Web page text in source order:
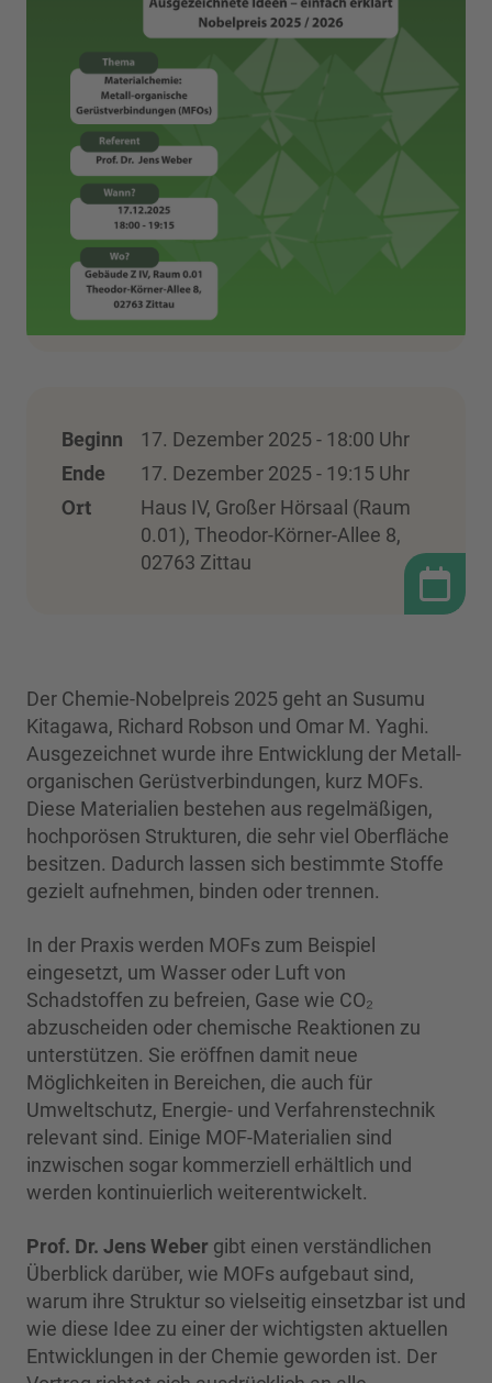
Beginn
17. Dezember 2025 - 18:00 Uhr
Ende
17. Dezember 2025 - 19:15 Uhr
Ort
Haus IV, Großer Hörsaal (Raum
0.01), Theodor-Körner-Allee 8,
02763 Zittau
Der Chemie-Nobelpreis 2025 geht an Susumu
Kitagawa, Richard Robson und Omar M. Yaghi.
Ausgezeichnet wurde ihre Entwicklung der Metall-
organischen Gerüstverbindungen, kurz MOFs.
Diese Materialien bestehen aus regelmäßigen,
hochporösen Strukturen, die sehr viel Oberfläche
besitzen. Dadurch lassen sich bestimmte Stoffe
gezielt aufnehmen, binden oder trennen.
In der Praxis werden MOFs zum Beispiel
eingesetzt, um Wasser oder Luft von
Schadstoffen zu befreien, Gase wie CO₂
abzuscheiden oder chemische Reaktionen zu
unterstützen. Sie eröffnen damit neue
Möglichkeiten in Bereichen, die auch für
Umweltschutz, Energie- und Verfahrenstechnik
relevant sind. Einige MOF-Materialien sind
inzwischen sogar kommerziell erhältlich und
werden kontinuierlich weiterentwickelt.
Prof. Dr. Jens Weber gibt einen verständlichen
Überblick darüber, wie MOFs aufgebaut sind,
warum ihre Struktur so vielseitig einsetzbar ist und
wie diese Idee zu einer der wichtigsten aktuellen
Entwicklungen in der Chemie geworden ist. Der